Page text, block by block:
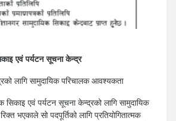
एवं पर्यटन सूचना केन्द्र
लागि सामुदायिक परिचालक आवश्यकता
सिकाइ एवं पर्यटन सूचना केन्द्रको लागि सामुदायिक
भएकाले सो पदपूर्तिको लागि प्रतियोगितात्मक